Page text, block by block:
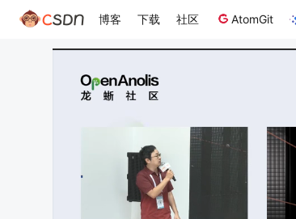
博客 下载 社区 AtomGit